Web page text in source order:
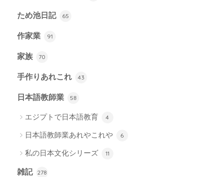
ため池日記 65
作家業 91
家族 70
手作りあれこれ 43
日本語教師業 58
エジプトで日本語教育 4
日本語教師業あれやこれや 6
私の日本文化シリーズ 11
雑記 278